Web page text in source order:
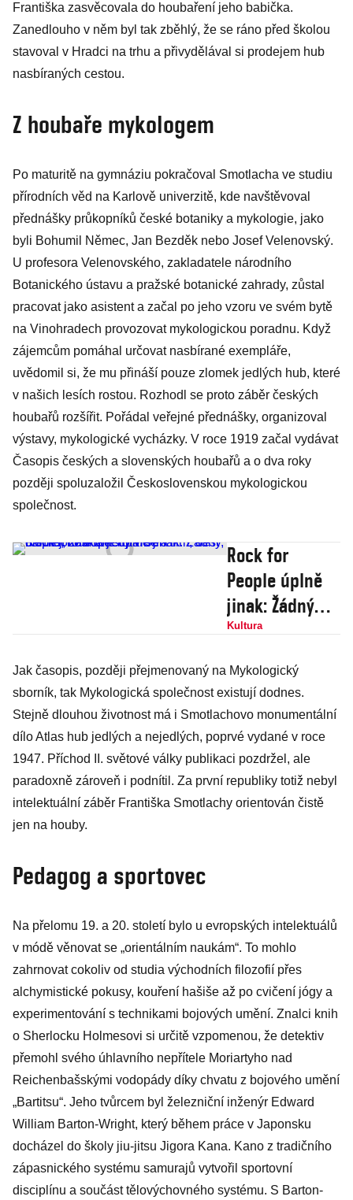
Františka zasvěcovala do houbaření jeho babička.
Zanedlouho v něm byl tak zběhlý, že se ráno před školou
stavoval v Hradci na trhu a přivydělával si prodejem hub
nasbíraných cestou.
Z houbaře mykologem
Po maturitě na gymnáziu pokračoval Smotlacha ve studiu
přírodních věd na Karlově univerzitě, kde navštěvoval
přednášky průkopníků české botaniky a mykologie, jako
byli Bohumil Němec, Jan Bezděk nebo Josef Velenovský.
U profesora Velenovského, zakladatele národního
Botanického ústavu a pražské botanické zahrady, zůstal
pracovat jako asistent a začal po jeho vzoru ve svém bytě
na Vinohradech provozovat mykologickou poradnu. Když
zájemcům pomáhal určovat nasbírané exempláře,
uvědomil si, že mu přináší pouze zlomek jedlých hub, které
v našich lesích rostou. Rozhodl se proto záběr českých
houbařů rozšířit. Pořádal veřejné přednášky, organizoval
výstavy, mykologické vycházky. V roce 1919 začal vydávat
Časopis českých a slovenských houbařů a o dva roky
později spoluzaložil Československou mykologickou
společnost.
Rock for
People úplně
jinak: Žádný
displej, žádná
film, déšť,
bahno,
neskutečný
vibe a
Rock’n’roll
Kultura
Jak časopis, později přejmenovaný na Mykologický
sborník, tak Mykologická společnost existují dodnes.
Stejně dlouhou životnost má i Smotlachovo monumentální
dílo Atlas hub jedlých a nejedlých, poprvé vydané v roce
1947. Příchod II. světové války publikaci pozdržel, ale
paradoxně zároveň i podnítil. Za první republiky totiž nebyl
intelektuální záběr Františka Smotlachy orientován čistě
jen na houby.
Pedagog a sportovec
Na přelomu 19. a 20. století bylo u evropských intelektuálů
v módě věnovat se „orientálním naukám“. To mohlo
zahrnovat cokoliv od studia východních filozofií přes
alchymistické pokusy, kouření hašiše až po cvičení jógy a
experimentování s technikami bojových umění. Znalci knih
o Sherlocku Holmesovi si určitě vzpomenou, že detektiv
přemohl svého úhlavního nepřítele Moriartyho nad
Reichenbašskými vodopády díky chvatu z bojového umění
„Bartitsu“. Jeho tvůrcem byl železniční inženýr Edward
William Barton-Wright, který během práce v Japonsku
docházel do školy jiu-jitsu Jigora Kana. Kano z tradičního
zápasnického systému samurajů vytvořil sportovní
disciplínu a součást tělovýchovného systému. S Barton-